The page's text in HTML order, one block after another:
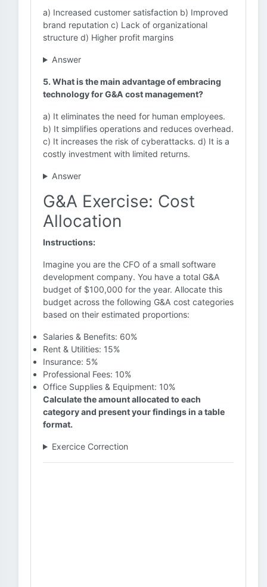
a) Increased customer satisfaction b) Improved
brand reputation c) Lack of organizational
structure d) Higher profit margins
Answer
5. What is the main advantage of embracing
technology for G&A cost management?
a) It eliminates the need for human employees.
b) It simplifies operations and reduces overhead.
c) It increases the risk of cyberattacks. d) It is a
costly investment with limited returns.
Answer
G&A Exercise: Cost
Allocation
Instructions:
Imagine you are the CFO of a small software
development company. You have a total G&A
budget of $100,000 for the year. Allocate this
budget across the following G&A cost categories
based on their estimated proportions:
Salaries & Benefits: 60%
Rent & Utilities: 15%
Insurance: 5%
Professional Fees: 10%
Office Supplies & Equipment: 10%
Calculate the amount allocated to each
category and present your findings in a table
format.
Exercice Correction